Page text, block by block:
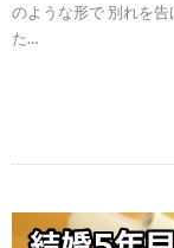
のような形で 別れを
た…